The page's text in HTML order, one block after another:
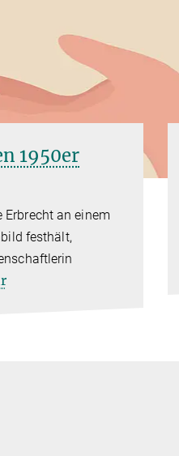
1950er
Erbrecht an einem
festhält,